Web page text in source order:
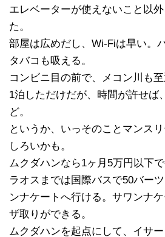
エレベーターが使えないこと以
た。
部屋は広めだし、Wi-Fiは早い。
タバコも吸える。
コンビニ目の前で、メコン川も至
1泊しただけだが、時間が許せば
ど。
というか、いっそのことマンス
しろいかも。
ムクダハンなら1ヶ月5万円以下で
ラオスまでは国際バスで50バー
ンナケートへ行ける。サワンナ
ザ取りができる。
ムクダハンを起点にして、イサ